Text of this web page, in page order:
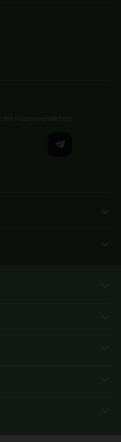
en inspirerende tips